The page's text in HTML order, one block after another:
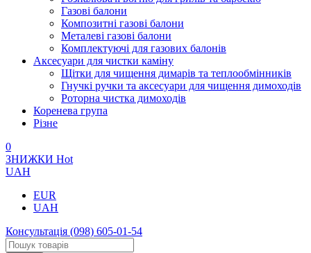
Газові балони
Композитні газові балони
Металеві газові балони
Комплектуючі для газових балонів
Аксесуари для чистки каміну
Щітки для чищення димарів та теплообмінників
Гнучкі ручки та аксесуари для чищення димоходів
Роторна чистка димоходів
Коренева група
Різне
0
ЗНИЖКИ Hot
UAH
EUR
UAH
Консультація (098) 605-01-54